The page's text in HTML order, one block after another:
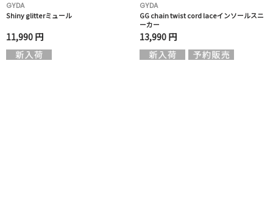
GYDA
Shiny glitterミュール
11,990 円
GYDA
GG chain twist cord laceインソールスニ
ーカー
13,990 円